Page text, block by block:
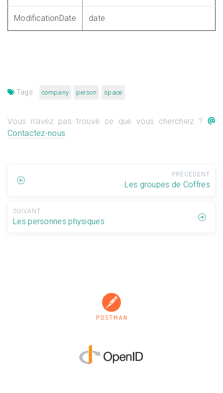
ModificationDate date
Tags: company person space
Vous n'avez pas trouvé ce que vous cherchiez ?
Contactez-nous
PRÉCÉDENT
Les groupes de Coffres
SUIVANT
Les personnes physiques